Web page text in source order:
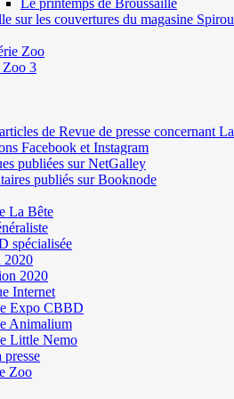
sur les couvertures du magasine Spirou
Zoo
Zoo 3
de Revue de presse concernant
Facebook et Instagram
publiées sur NetGalley
publiés sur Booknode
La Bête
spécialisée
2020
2020
Internet
Expo CBBD
Animalium
Little Nemo
Zoo